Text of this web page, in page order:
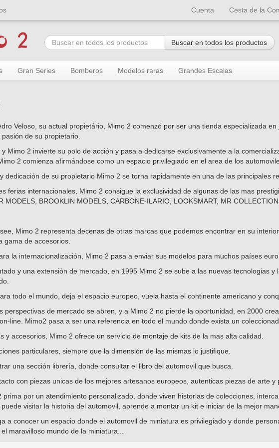
Cuenta Cesta de la
Buscar en todos los productos
Gran Series Bomberos Modelos raras Grandes Escalas
Veloso, su actual propietário, Mimo 2 comenzó por ser una tienda especializada
de su propietario.
Mimo 2 invierte su polo de acción y pasa a dedicarse exclusivamente a la
2 comienza afirmándose como un espacio privilegiado en el area de los
dedicación de su propietario Mimo 2 se torna rapidamente en una de las principales
ferias internacionales, Mimo 2 consigue la exclusividad de algunas de las mas
BROOKLIN MODELS, CARBONE-ILARIO, LOOKSMART, MR
Mimo 2 representa decenas de otras marcas que podemos encontrar en su
gama de accesorios.
la internacionalización, Mimo 2 pasa a enviar sus modelos para muchos países
y una extensión de mercado, en 1995 Mimo 2 se sube a las nuevas tecnologias
todo el mundo, deja el espacio europeo, vuela hasta el continente americano y
perspectivas de mercado se abren, y a Mimo 2 no pierde la oportunidad, en 2000
line. Mimo2 pasa a ser una referencia en todo el mundo donde exista un
y accesorios, Mimo 2 ofrece un servicio de montaje de kits de la mas alta calidad.
particulares, siempre que la dimensión de las mismas lo justifique.
una sección librería, donde consultar el libro del automovil que busca.
con piezas unicas de los mejores artesanos europeos, autenticas piezas de arte y
prima por un atendimiento personalizado, donde viven historias de colecciones,
visitar la historia del automovil, aprende a montar un kit e iniciar de la mejor
a conocer un espacio donde el automovil de miniatura es privilegiado y donde
maravilloso mundo de la miniatura...